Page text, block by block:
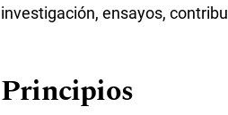
investigación, ensayos,
Principios